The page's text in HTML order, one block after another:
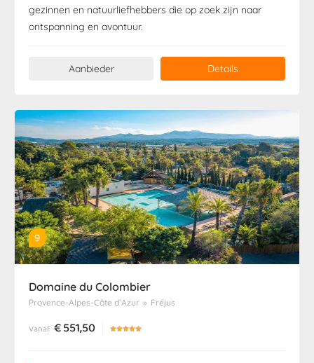
gezinnen en natuurliefhebbers die op zoek zijn naar
ontspanning en avontuur.
Aanbieder Details
9
Domaine du Colombier
Provence-Alpes-Côte d’Azur » Fréjus
Vanaf €551,50 